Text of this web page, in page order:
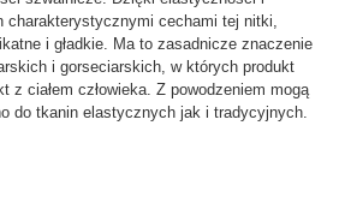
charakterystycznymi cechami tej nitki,
i gładkie. Ma to zasadnicze znaczenie
i gorseciarskich, w których produkt
z ciałem człowieka. Z powodzeniem mogą
do tkanin elastycznych jak i tradycyjnych.